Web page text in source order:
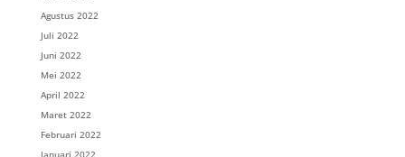
Agustus 2022
Juli 2022
Juni 2022
Mei 2022
April 2022
Maret 2022
Februari 2022
Januari 2022